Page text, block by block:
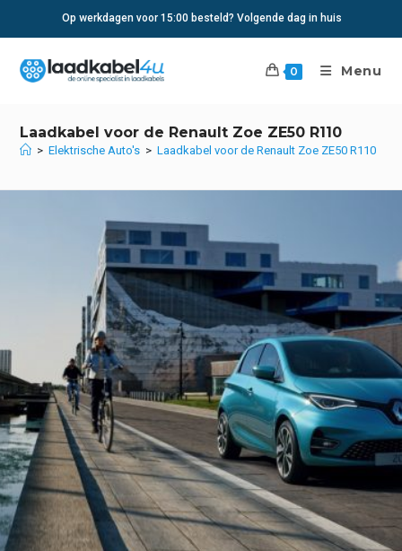
Op werkdagen voor 15:00 besteld? Volgende dag in huis
0 Menu
Laadkabel voor de Renault Zoe ZE50 R110
> Elektrische Auto's > Laadkabel voor de Renault Zoe ZE50 R110